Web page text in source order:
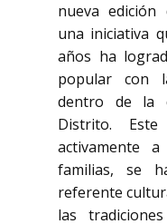
nueva edición
una iniciativa
años ha
popular con
dentro de la
Distrito.
activamente
familias, se
referente
las